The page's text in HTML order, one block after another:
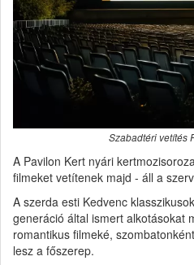
Szabadtéri vetítés
A Pavilon Kert nyári
filmeket vetítenek majd - áll a
A szerda esti Kedvenc
generáció által ismert alkotásokat
romantikus filmeké,
lesz a főszerep.